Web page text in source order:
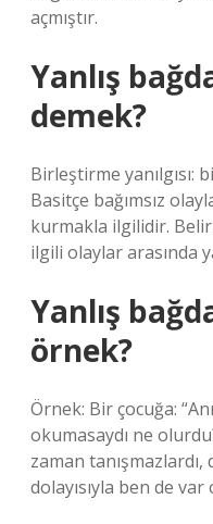
açmıştır.
Yanlış
demek?
Birleştirme yanılgısı:
Basitçe bağımsız
kurmakla ilgilidir.
ilgili olaylar arasında
Yanlış
örnek?
Örnek: Bir çocuğa:
okumasaydı ne
zaman
dolayısıyla ben de var